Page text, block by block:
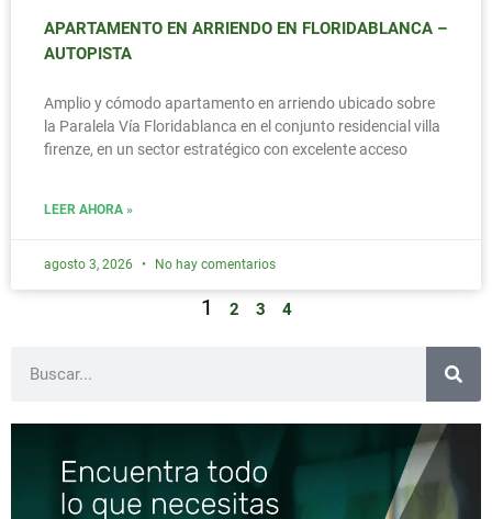
APARTAMENTO EN ARRIENDO EN FLORIDABLANCA –
AUTOPISTA
Amplio y cómodo apartamento en arriendo ubicado sobre
la Paralela Vía Floridablanca en el conjunto residencial villa
firenze, en un sector estratégico con excelente acceso
LEER AHORA »
agosto 3, 2026 No hay comentarios
1 2 3 4